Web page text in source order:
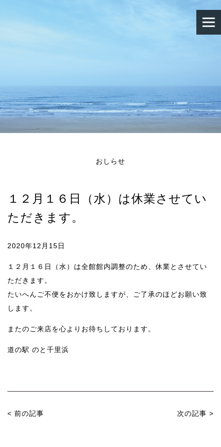
おしらせ
１２月１６日（水）は休業させてい
ただきます。
2020年12月15日
１２月１６日（水）は全館館内調整のため、休業とさせてい
ただきます。
たいへんご不便をおかけ致しますが、ご了承のほどお願い致
します。
またのご来店を心よりお待ちしております。
道の駅 のと千里浜
< 前の記事 次の記事 >